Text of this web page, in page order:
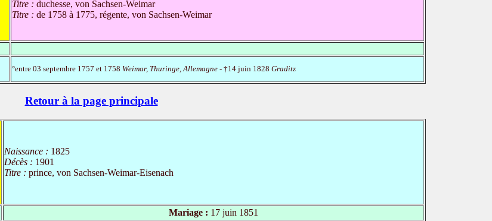
Titre : duchesse, von Sachsen-Weimar
Titre : de 1758 à 1775, régente, von Sachsen-Weimar
°entre 03 septembre 1757 et 1758 Weimar, Thuringe, Allemagne - †14 juin 1828 Graditz
Retour à la page principale
Naissance : 1825
Décès : 1901
Titre : prince, von Sachsen-Weimar-Eisenach
Mariage : 17 juin 1851